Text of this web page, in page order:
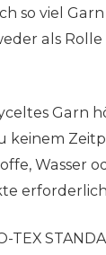
so viel
als Rolle
Garn
keinem
Wasser
TEX